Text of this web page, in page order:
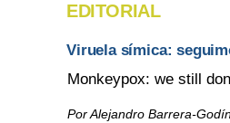
EDITORIAL
Viruela símica:
Monkeypox: we still
Por Alejandro Barrera-